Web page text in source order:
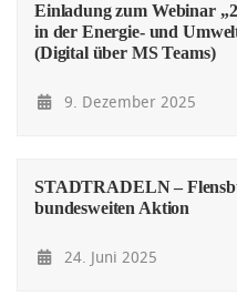
Einladung zum Webinar
in der Energie- und
(Digital über MS Teams)
9. Dezember 2025
STADTRADELN –
bundesweiten Aktion
24. Juni 2025